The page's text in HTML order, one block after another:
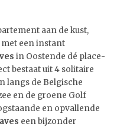
aan de kust,
een instant
in Oostende dé place-
bestaat uit 4 solitaire
langs de Belgische
en de groene Golf
en opvallende
een bijzonder